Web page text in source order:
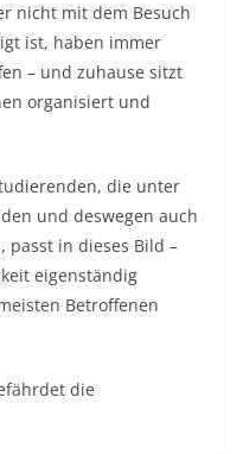
nicht mit dem Besuch
ist, haben immer
– und zuhause sitzt
organisiert und
die unter
und deswegen auch
passt in dieses Bild –
eigenständig
Betroffenen
die